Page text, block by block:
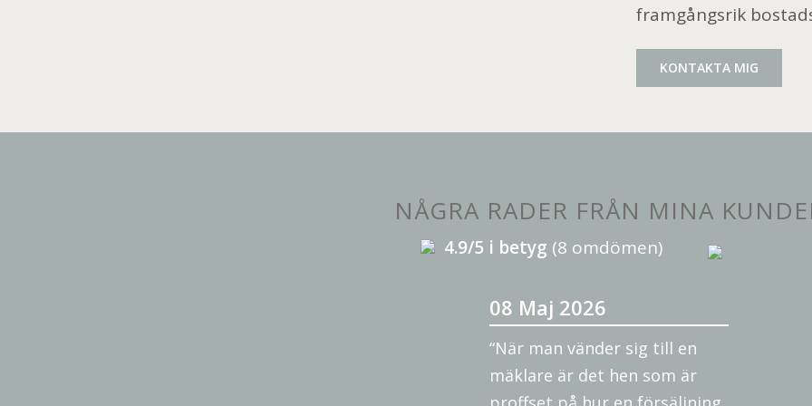
framgångsrik
KONTAKTA MIG
NÅGRA RADER FRÅN MINA
4.9/5 i betyg (8 omdömen)
08 Maj 2026
“När man vänder sig till en
mäklare är det hen som är